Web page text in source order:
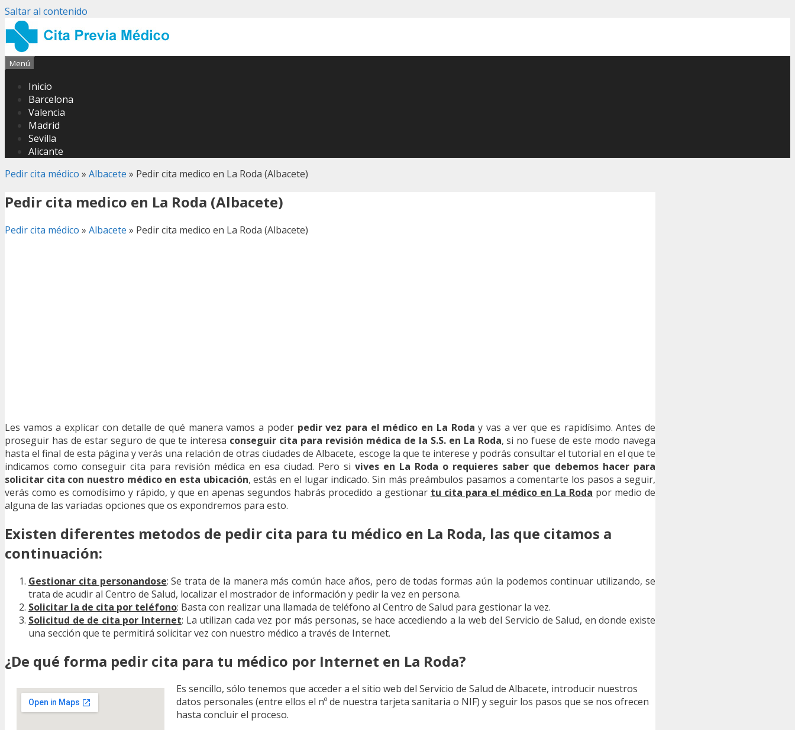
Saltar al contenido
Menú
Inicio
Barcelona
Valencia
Madrid
Sevilla
Alicante
Pedir cita médico » Albacete » Pedir cita medico en La Roda (Albacete)
Pedir cita medico en La Roda (Albacete)
Pedir cita médico » Albacete » Pedir cita medico en La Roda (Albacete)
Les vamos a explicar con detalle de qué manera vamos a poder pedir vez para el médico en La Roda y vas a ver que es rapidísimo. Antes de
proseguir has de estar seguro de que te interesa conseguir cita para revisión médica de la S.S. en La Roda, si no fuese de este modo navega
hasta el final de esta página y verás una relación de otras ciudades de Albacete, escoge la que te interese y podrás consultar el tutorial en el que te
indicamos como conseguir cita para revisión médica en esa ciudad. Pero si vives en La Roda o requieres saber que debemos hacer para
solicitar cita con nuestro médico en esta ubicación, estás en el lugar indicado. Sin más preámbulos pasamos a comentarte los pasos a seguir,
verás como es comodísimo y rápido, y que en apenas segundos habrás procedido a gestionar tu cita para el médico en La Roda por medio de
alguna de las variadas opciones que os expondremos para esto.
Existen diferentes metodos de pedir cita para tu médico en La Roda, las que citamos a
continuación:
Gestionar cita personandose: Se trata de la manera más común hace años, pero de todas formas aún la podemos continuar utilizando, se
trata de acudir al Centro de Salud, localizar el mostrador de información y pedir la vez en persona.
Solicitar la de cita por teléfono: Basta con realizar una llamada de teléfono al Centro de Salud para gestionar la vez.
Solicitud de de cita por Internet: La utilizan cada vez por más personas, se hace accediendo a la web del Servicio de Salud, en donde existe
una sección que te permitirá solicitar vez con nuestro médico a través de Internet.
¿De qué forma pedir cita para tu médico por Internet en La Roda?
Es sencillo, sólo tenemos que acceder a el sitio web del Servicio de Salud de Albacete, introducir nuestros
datos personales (entre ellos el nº de nuestra tarjeta sanitaria o NIF) y seguir los pasos que se nos ofrecen
hasta concluir el proceso.